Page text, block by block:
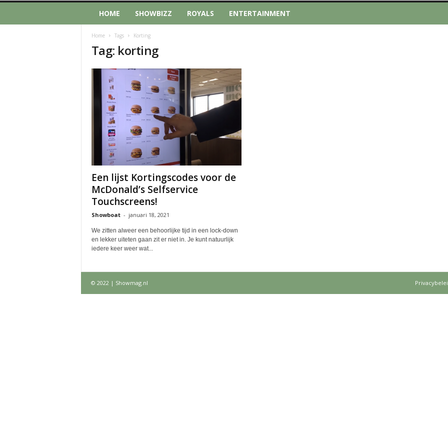
HOME SHOWBIZZ ROYALS ENTERTAINMENT
Home Tags Korting
Tag: korting
Een lijst Kortingscodes voor de
McDonald’s Selfservice
Touchscreens!
Showboat - januari 18, 2021
We zitten alweer een behoorlijke tijd in een lock-down
en lekker uiteten gaan zit er niet in. Je kunt natuurlijk
iedere keer weer wat...
© 2022 | Showmag.nl